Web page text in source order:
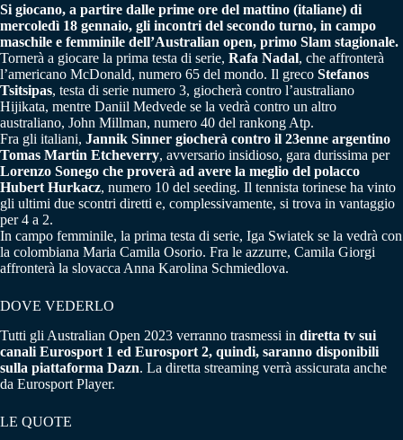
Si giocano, a partire dalle prime ore del mattino (italiane) di
mercoledì 18 gennaio, gli incontri del secondo turno, in campo
maschile e femminile dell’Australian open, primo Slam stagionale.
Tornerà a giocare la prima testa di serie, Rafa Nadal, che affronterà
l’americano McDonald, numero 65 del mondo. Il greco Stefanos
Tsitsipas, testa di serie numero 3, giocherà contro l’australiano
Hijikata, mentre Daniil Medvede se la vedrà contro un altro
australiano, John Millman, numero 40 del rankong Atp.
Fra gli italiani, Jannik Sinner giocherà contro il 23enne argentino
Tomas Martin Etcheverry, avversario insidioso, gara durissima per
Lorenzo Sonego che proverà ad avere la meglio del polacco
Hubert Hurkacz, numero 10 del seeding. Il tennista torinese ha vinto
gli ultimi due scontri diretti e, complessivamente, si trova in vantaggio
per 4 a 2.
In campo femminile, la prima testa di serie, Iga Swiatek se la vedrà con
la colombiana Maria Camila Osorio. Fra le azzurre, Camila Giorgi
affronterà la slovacca Anna Karolina Schmiedlova.
DOVE VEDERLO
Tutti gli Australian Open 2023 verranno trasmessi in diretta tv sui
canali Eurosport 1 ed Eurosport 2, quindi, saranno disponibili
sulla piattaforma Dazn. La diretta streaming verrà assicurata anche
da Eurosport Player.
LE QUOTE